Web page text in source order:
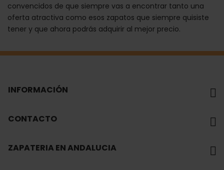
convencidos de que siempre vas a encontrar tanto una
oferta atractiva como esos zapatos que siempre quisiste
tener y que ahora podrás adquirir al mejor precio.
INFORMACIÓN
CONTACTO
ZAPATERIA EN ANDALUCIA